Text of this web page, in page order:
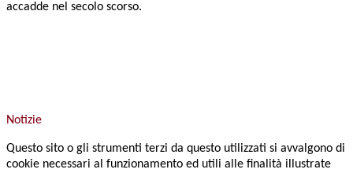
accadde nel secolo scorso.
Notizie
Questo sito o gli strumenti terzi da questo utilizzati si avvalgono di
cookie necessari al funzionamento ed utili alle finalità illustrate